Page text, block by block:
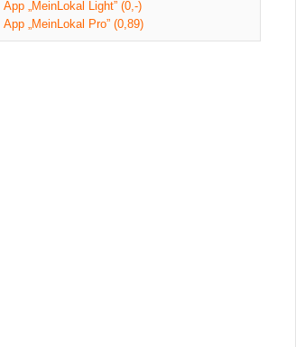
App „MeinLokal Light” (0,-)
App „MeinLokal Pro” (0,89)